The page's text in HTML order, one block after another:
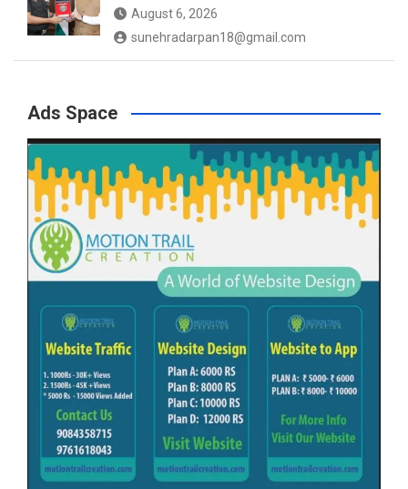
August 6, 2026
sunehradarpan18@gmail.com
Ads Space